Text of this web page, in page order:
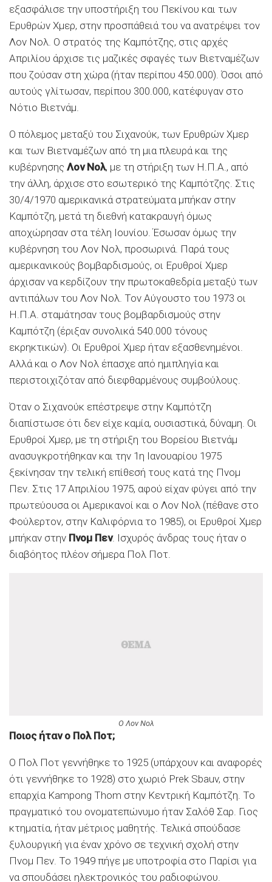
εξασφάλισε την υποστήριξη του Πεκίνου και των
Ερυθρών Χμερ, στην προσπάθειά του να ανατρέψει τον
Λον Νολ. Ο στρατός της Καμπότζης, στις αρχές
Απριλίου άρχισε τις μαζικές σφαγές των Βιετναμέζων
που ζούσαν στη χώρα (ήταν περίπου 450.000). Όσοι από
αυτούς γλίτωσαν, περίπου 300.000, κατέφυγαν στο
Νότιο Βιετνάμ.
Ο πόλεμος μεταξύ του Σιχανούκ, των Ερυθρών Χμερ
και των Βιετναμέζων από τη μια πλευρά και της
κυβέρνησης Λον Νολ, με τη στήριξη των Η.Π.Α., από
την άλλη, άρχισε στο εσωτερικό της Καμπότζης. Στις
30/4/1970 αμερικανικά στρατεύματα μπήκαν στην
Καμπότζη, μετά τη διεθνή κατακραυγή όμως
αποχώρησαν στα τέλη Ιουνίου. Έσωσαν όμως την
κυβέρνηση του Λον Νολ, προσωρινά. Παρά τους
αμερικανικούς βομβαρδισμούς, οι Ερυθροί Χμερ
άρχισαν να κερδίζουν την πρωτοκαθεδρία μεταξύ των
αντιπάλων του Λον Νολ. Τον Αύγουστο του 1973 οι
Η.Π.Α. σταμάτησαν τους βομβαρδισμούς στην
Καμπότζη (έριξαν συνολικά 540.000 τόνους
εκρηκτικών). Οι Ερυθροί Χμερ ήταν εξασθενημένοι.
Αλλά και ο Λον Νολ έπασχε από ημιπληγία και
περιστοιχιζόταν από διεφθαρμένους συμβούλους.
Όταν ο Σιχανούκ επέστρεψε στην Καμπότζη
διαπίστωσε ότι δεν είχε καμία, ουσιαστικά, δύναμη. Οι
Ερυθροί Χμερ, με τη στήριξη του Βορείου Βιετνάμ
ανασυγκροτήθηκαν και την 1η Ιανουαρίου 1975
ξεκίνησαν την τελική επίθεσή τους κατά της Πνομ
Πεν. Στις 17 Απριλίου 1975, αφού είχαν φύγει από την
πρωτεύουσα οι Αμερικανοί και ο Λον Νολ (πέθανε στο
Φούλερτον, στην Καλιφόρνια το 1985), οι Ερυθροί Χμερ
μπήκαν στην Πνομ Πεν. Ισχυρός άνδρας τους ήταν ο
διαβόητος πλέον σήμερα Πολ Ποτ.
Ο Λον Νολ
Ποιος ήταν ο Πολ Ποτ;
Ο Πολ Ποτ γεννήθηκε το 1925 (υπάρχουν και αναφορές
ότι γεννήθηκε το 1928) στο χωριό Prek Sbauv, στην
επαρχία Kampong Thom στην Κεντρική Καμπότζη. Το
πραγματικό του ονοματεπώνυμο ήταν Σαλόθ Σαρ. Γιος
κτηματία, ήταν μέτριος μαθητής. Τελικά σπούδασε
ξυλουργική για έναν χρόνο σε τεχνική σχολή στην
Πνομ Πεν. Το 1949 πήγε με υποτροφία στο Παρίσι για
να σπουδάσει ηλεκτρονικός του ραδιοφώνου.